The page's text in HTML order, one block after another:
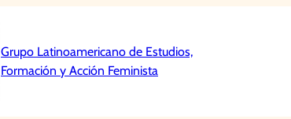
Grupo Latinoamericano de Estudios,
Formación y Acción Feminista